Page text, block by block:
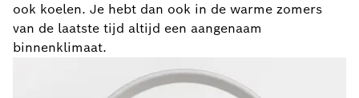
ook koelen. Je hebt dan ook in de warme zomers
van de laatste tijd altijd een aangenaam
binnenklimaat.